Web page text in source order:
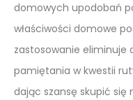
domowych upodobań
właściwości domowe
zastosowanie eliminuje
pamiętania w kwestii
dając szansę skupić się